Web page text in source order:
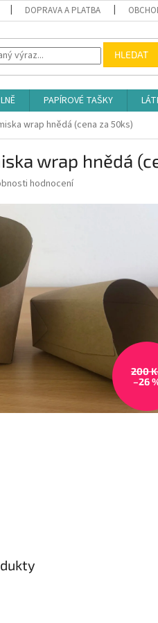
DOPRAVA A PLATBA
HLEDAT
PAPÍROVÉ TAŠKY
wrap hnědá (cena za 50ks)
wrap hnědá
hodnocení
200
–26